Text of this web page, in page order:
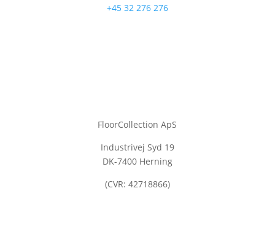
+45 32 276 276
FloorCollection ApS
Industrivej Syd 19
DK-7400 Herning
(CVR: 42718866)